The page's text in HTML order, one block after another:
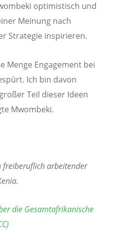
optimistisch und
Meinung nach
Strategie inspirieren.
Menge Engagement bei
Ich bin davon
Teil dieser Ideen
Mwombeki.
freiberuflich arbeitender
die Gesamtafrikanische